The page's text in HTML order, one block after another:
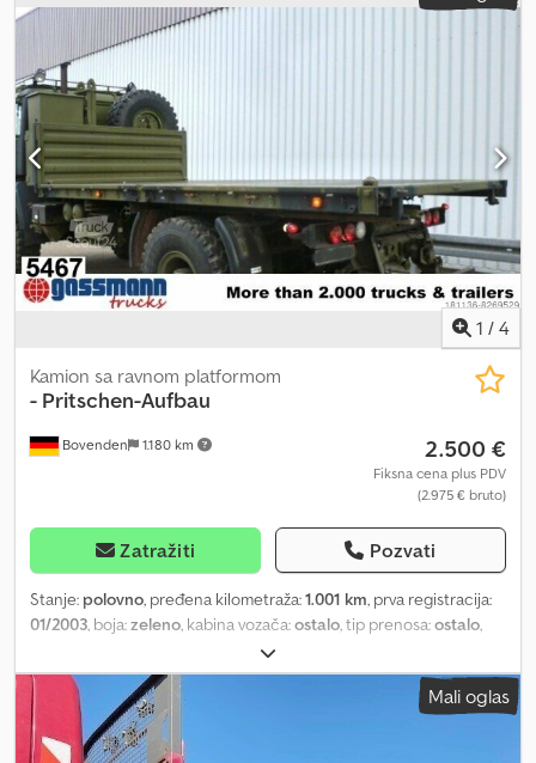
Godina proizvodnje:2005, Oprema:
prozora, spojler, vučna spojnica prikolice
Csdpfx Asuc E Dieqwjha Broj cilindara: 6 Zapremina motora: 6.174
cm³ Pogonski sklop Pogon: Točkovi Tip motora: Renault 6 u liniji,
vertikalni Konfiguracija osovina Dimenzije guma: 315/70R22,5
Vešanje: Vazdušno vešanje Zadnja osovina: duple gume Težine
Prazna masa: 7.220 kg Nosivost: 11.780 kg Dozvoljena ukupna masa:
19.000 kg = Dodatne opcije i oprema = - Krovni spojler
1 / 4
Bovenden 1.180 km
Kamion sa ravnom platformom
- Pritschen-Aufbau
2.500 €
Fiksna cena plus PDV
(2.975 € bruto)
Zatražiti Pozvati
Stanje: polovno, pređena kilometraža:1.001 km, prva registracija:
01/2003, boja:zeleno, kabina vozača:ostalo, tip prenosa:ostalo,
5.000 mm
2.500 mm, Godina proizvodnje:2003, Lokacija vozila: Bovenden,
zaključavanje kontejnera Nadgradnja: Sistemi za zaključavanje
kontejnera, pogodno za 6m/20ft kontejnere. Demontaža sa vozila
– 76547 – MAN L90 18.225 4x4, međuosovinsko rastojanje 4500 mm.
Mali oglas